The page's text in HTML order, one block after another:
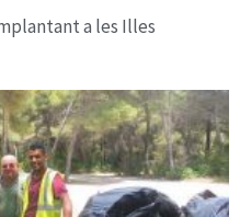
a les Illes